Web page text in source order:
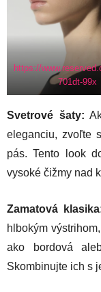
https://
701dt-99x
Svetrové šaty:
eleganciu, zvoľte
pás. Tento look
vysoké čižmy nad
Zamatová
hlbokým
ako bordová
Skombinujte ich s